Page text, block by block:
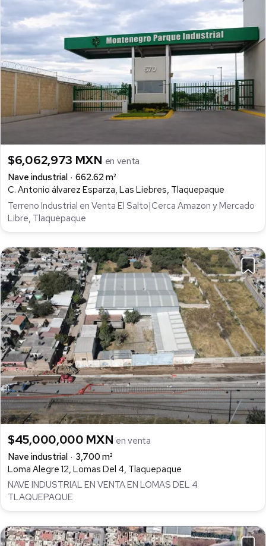
$6,062,973 MXN en venta
Nave industrial
662.62 m²
C. Antonio álvarez Esparza, Las Liebres, Tlaquepaque
Terreno Industrial en Venta El Salto|Cerca Amazon y Mercado
Libre, Tlaquepaque
$45,000,000 MXN en venta
Nave industrial
3,700 m²
Loma Alegre 12, Lomas Del 4, Tlaquepaque
NAVE INDUSTRIAL EN VENTA EN LOMAS DEL 4
TLAQUEPAQUE